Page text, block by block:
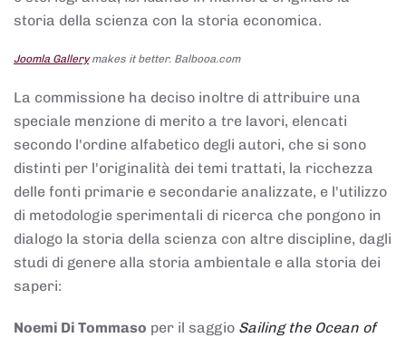
storia della scienza con la storia economica.
Joomla Gallerymakes it better. Balbooa.com
La commissione ha deciso inoltre di attribuire una
speciale menzione di merito a tre lavori, elencati
secondo l'ordine alfabetico degli autori, che si sono
distinti per l'originalità dei temi trattati, la ricchezza
delle fonti primarie e secondarie analizzate, e l'utilizzo
di metodologie sperimentali di ricerca che pongono in
dialogo la storia della scienza con altre discipline, dagli
studi di genere alla storia ambientale e alla storia dei
saperi:
Noemi Di Tommaso per il saggio Sailing the Ocean of